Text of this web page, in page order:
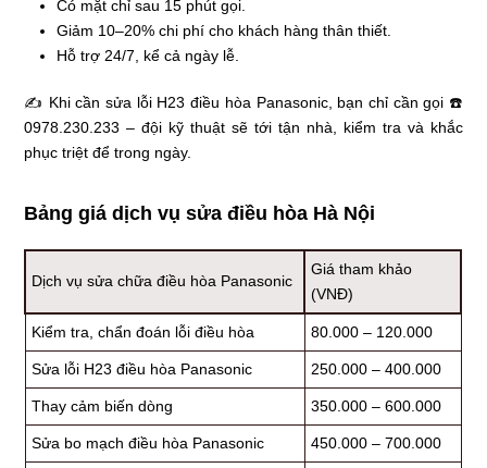
Có mặt chỉ sau 15 phút gọi.
Giảm 10–20% chi phí cho khách hàng thân thiết.
Hỗ trợ 24/7, kể cả ngày lễ.
✍ Khi cần sửa lỗi H23 điều hòa Panasonic, bạn chỉ cần gọi ☎️
0978.230.233 – đội kỹ thuật sẽ tới tận nhà, kiểm tra và khắc
phục triệt để trong ngày.
Bảng giá dịch vụ sửa điều hòa Hà Nội
Dịch vụ sửa chữa điều hòa Panasonic
Giá tham khảo
(VNĐ)
Kiểm tra, chẩn đoán lỗi điều hòa 80.000 – 120.000
Sửa lỗi H23 điều hòa Panasonic 250.000 – 400.000
Thay cảm biến dòng 350.000 – 600.000
Sửa bo mạch điều hòa Panasonic 450.000 – 700.000